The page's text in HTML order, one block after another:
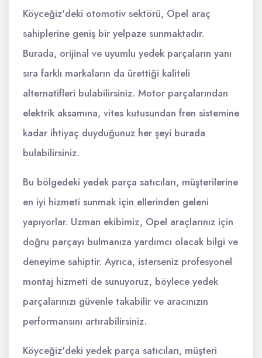
Köyceğiz'deki otomotiv sektörü, Opel araç
sahiplerine geniş bir yelpaze sunmaktadır.
Burada, orijinal ve uyumlu yedek parçaların yanı
sıra farklı markaların da ürettiği kaliteli
alternatifleri bulabilirsiniz. Motor parçalarından
elektrik aksamına, vites kutusundan fren sistemine
kadar ihtiyaç duyduğunuz her şeyi burada
bulabilirsiniz.
Bu bölgedeki yedek parça satıcıları, müşterilerine
en iyi hizmeti sunmak için ellerinden geleni
yapıyorlar. Uzman ekibimiz, Opel araçlarınız için
doğru parçayı bulmanıza yardımcı olacak bilgi ve
deneyime sahiptir. Ayrıca, isterseniz profesyonel
montaj hizmeti de sunuyoruz, böylece yedek
parçalarınızı güvenle takabilir ve aracınızın
performansını artırabilirsiniz.
Köyceğiz'deki yedek parça satıcıları, müşteri